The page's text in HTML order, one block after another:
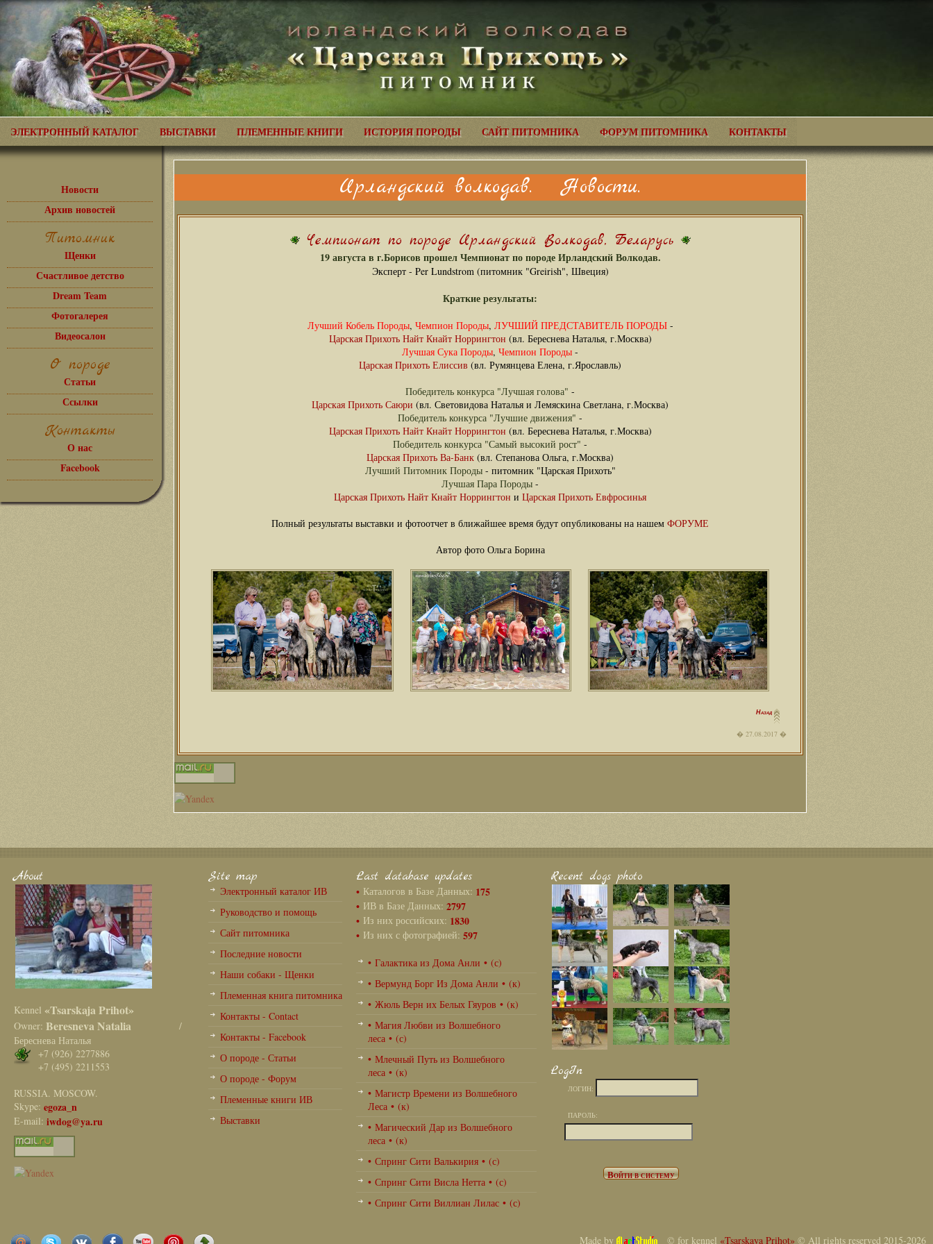
ЭЛЕКТРОННЫЙ КАТАЛОГ ВЫСТАВКИ ПЛЕМЕННЫЕ КНИГИ ИСТОРИЯ ПОРОДЫ САЙТ ПИТОМНИКА ФОРУМ ПИТОМНИКА КОНТАКТЫ
Новости
Архив новостей
Питомник
Щенки
Счастливое детство
Dream Team
Фотогалерея
Видеосалон
О породе
Статьи
Ссылки
Контакты
О нас
Facebook
Ирландский волкодав. Новости.
Чемпионат по породе Ирландский Волкодав, Беларусь
19 августа в г.Борисов прошел Чемпионат по породе Ирландский Волкодав.
Эксперт - Per Lundstrom (питомник "Greirish", Швеция)
Краткие результаты:
Лучший Кобель Породы, Чемпион Породы, ЛУЧШИЙ ПРЕДСТАВИТЕЛЬ ПОРОДЫ-
Царская Прихоть Найт Кнайт Норрингтон (вл. Береснева Наталья, г.Москва)
Лучшая Сука Породы, Чемпион Породы -
Царская Прихоть Елиссив (вл. Румянцева Елена, г.Ярославль)
Победитель конкурса "Лучшая голова" -
Царская Прихоть Саюри (вл. Световидова Наталья и Лемяскина Светлана, г.Москва)
Победитель конкурса "Лучшие движения" -
Царская Прихоть Найт Кнайт Норрингтон (вл. Береснева Наталья, г.Москва)
Победитель конкурса "Самый высокий рост" -
Царская Прихоть Ва-Банк (вл. Степанова Ольга, г.Москва)
Лучший Питомник Породы- питомник "Царская Прихоть"
Лучшая Пара Породы -
Царская Прихоть Найт Кнайт Норрингтон и Царская Прихоть Евфросинья
Полный результаты выставки и фотоотчет в ближайшее время будут опубликованы на нашем ФОРУМЕ
Автор фото Ольга Борина
Назад
27.08.2017
About
Kennel «Tsarskaja Prihot»
Owner: Beresneva Natalia /
Береснева Наталья
+7 (926) 2277886
+7 (495) 2211553
RUSSIA. MOSCOW.
Skype: egoza_n
E-mail: iwdog@ya.ru
Site map
Электронный каталог ИВ
Руководство и помощь
Сайт питомника
Последние новости
Наши собаки - Щенки
Племенная книга питомника
Контакты - Contact
Контакты - Facebook
О породе - Статьи
О породе - Форум
Племенные книги ИВ
Выставки
Last database updates
• Каталогов в Базе Данных: 175
• ИВ в Базе Данных: 2797
• Из них российских: 1830
• Из них с фотографией: 597
• Галактика из Дома Анли • (с)
• Вермунд Борг Из Дома Анли • (к)
• Жюль Верн их Белых Гяуров • (к)
• Магия Любви из Волшебного
леса • (с)
• Млечный Путь из Волшебного
леса • (к)
• Магистр Времени из Волшебного
Леса • (к)
• Магический Дар из Волшебного
леса • (к)
• Спринг Сити Валькирия • (с)
• Спринг Сити Висла Нетта • (с)
• Спринг Сити Виллиан Лилас • (с)
Recent dogs photo
LogIn
ЛОГИН:
ПАРОЛЬ:
Made by © for kennel «Tsarskaya Prihot» © All rights reserved 2015-2026